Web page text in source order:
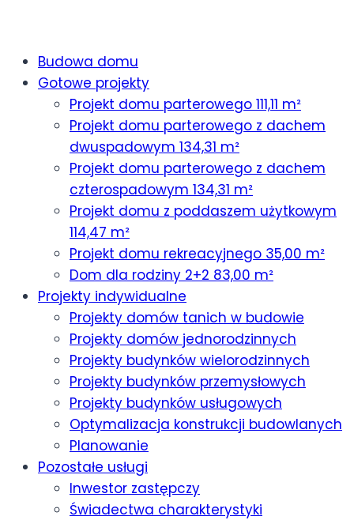
Budowa domu
Gotowe projekty
Projekt domu parterowego 111,11 m²
Projekt domu parterowego z dachem
dwuspadowym 134,31 m²
Projekt domu parterowego z dachem
czterospadowym 134,31 m²
Projekt domu z poddaszem użytkowym
114,47 m²
Projekt domu rekreacyjnego 35,00 m²
Dom dla rodziny 2+2 83,00 m²
Projekty indywidualne
Projekty domów tanich w budowie
Projekty domów jednorodzinnych
Projekty budynków wielorodzinnych
Projekty budynków przemysłowych
Projekty budynków usługowych
Optymalizacja konstrukcji budowlanych
Planowanie
Pozostałe usługi
Inwestor zastępczy
Świadectwa charakterystyki